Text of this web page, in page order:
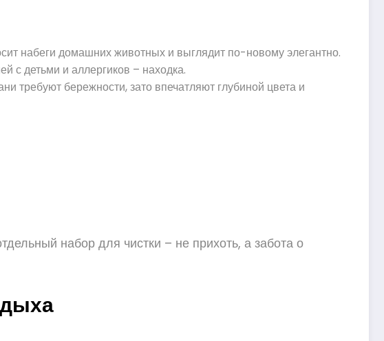
набеги домашних животных и выглядит по-новому элегантно.
с детьми и аллергиков – находка.
требуют бережности, зато впечатляют глубиной цвета и
набор для чистки – не прихоть, а забота о